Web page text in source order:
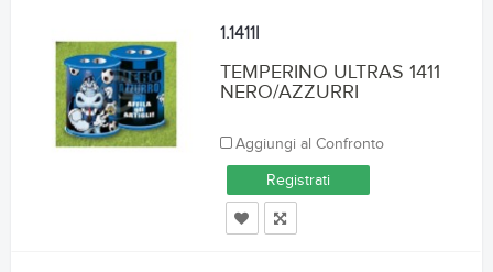
1.1411I
TEMPERINO ULTRAS 1411
NERO/AZZURRI
Aggiungi al Confronto
Registrati